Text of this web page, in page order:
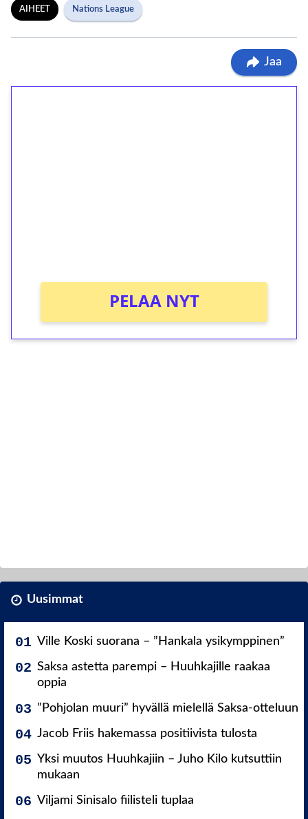
AIHEET Nations League
Jaa
PELAA NYT
Uusimmat
Ville Koski suorana – ”Hankala ysikymppinen”
Saksa astetta parempi – Huuhkajille raakaa
oppia
”Pohjolan muuri” hyvällä mielellä Saksa-otteluun
Jacob Friis hakemassa positiivista tulosta
Yksi muutos Huuhkajiin – Juho Kilo kutsuttiin
mukaan
Viljami Sinisalo fiilisteli tuplaa